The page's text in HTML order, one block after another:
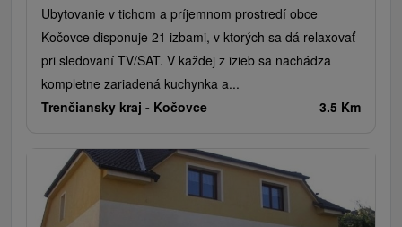
Ubytovanie v tichom a príjemnom prostredí obce
Kočovce disponuje 21 izbami, v ktorých sa dá relaxovať
pri sledovaní TV/SAT. V každej z izieb sa nachádza
kompletne zariadená kuchynka a...
Trenčiansky kraj - Kočovce 3.5 Km